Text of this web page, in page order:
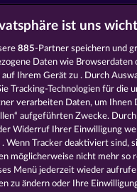
uns virtuelle
In-Game-Inhalte
Ihnen auf Basis des
(§ 7 Abs.
gleichartigen
Events, neue
sofern:
Adresse im
wurde,
ausschließlich
Angebote der WHOW
ist uns
885-Partner speichern und
Daten wie Browserdaten
auf Ihrem Gerät zu . Durch
Tracking-Technologien für die
verarbeiten Daten, um Ihnen
aufgeführten Zwecke.
Widerruf Ihrer Einwilligung
Wenn Tracker deaktiviert sind,
möglicherweise nicht mehr so
Menü jederzeit wieder
zu ändern oder Ihre